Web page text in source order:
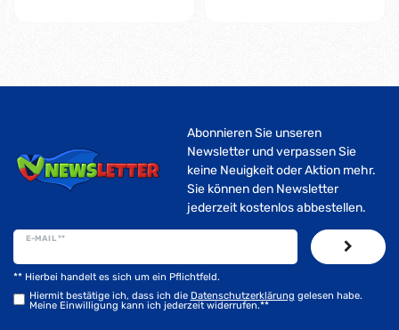
Abonnieren Sie unseren
Newsletter und verpassen Sie
keine Neuigkeit oder Aktion mehr.
Sie können den Newsletter
jederzeit kostenlos abbestellen.
E-MAIL **
Hiermit bestätige ich, dass ich die Daten­schutz­erklärung gelesen habe.
Meine Einwilligung kann ich jederzeit widerrufen.**
** Hierbei handelt es sich um ein Pflichtfeld.